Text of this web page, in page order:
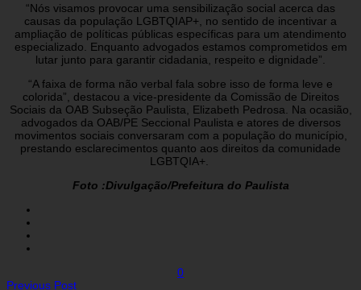
“Nós visamos provocar uma sensibilização social acerca das
causas da população LGBTQIAP+, no sentido de incentivar a
ampliação de políticas públicas específicas para um atendimento
especializado. Enquanto advogados estamos comprometidos em
lutar junto para garantir cidadania, respeito e dignidade”.
“A faixa de forma não verbal fala sobre isso de forma leve e
colorida”, destacou a vice-presidente da Comissão de Direitos
Sociais da OAB Subseção Paulista, Elizabeth Pedrosa. Na ocasião,
advogados da OAB/PE Seccional Paulista e atores de diversos
movimentos sociais conversaram com a população do município,
prestando esclarecimentos quanto aos direitos da comunidade
LGBTQIA+.
Foto :Divulgação/Prefeitura do Paulista
0
Previous Post